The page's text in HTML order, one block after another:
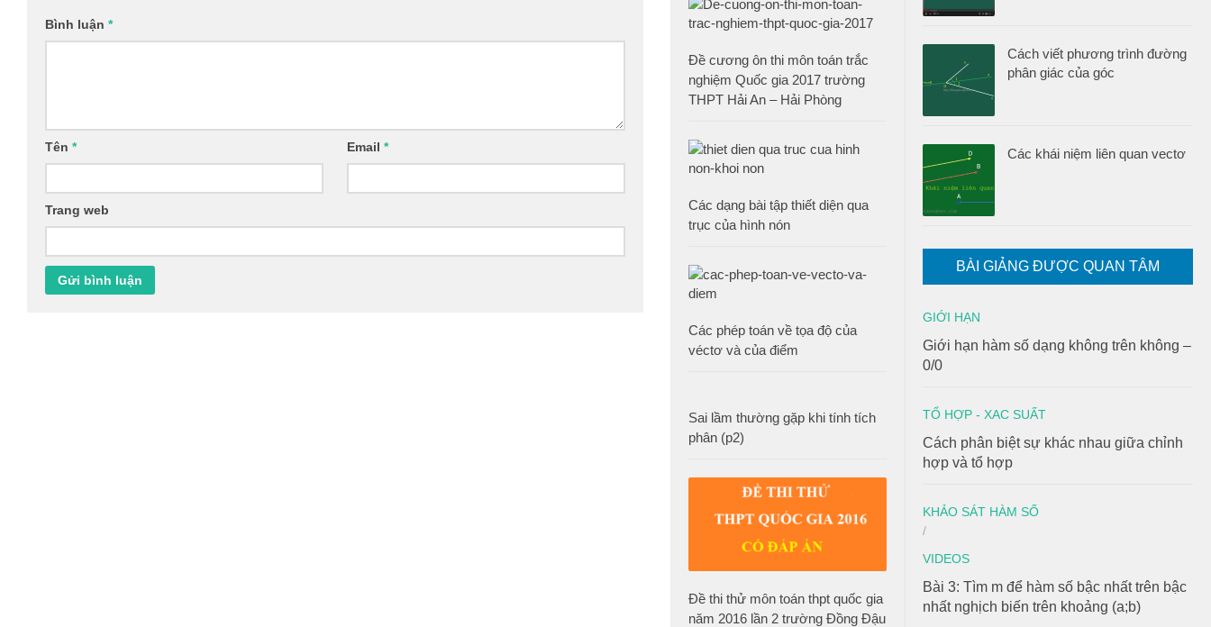
Bình luận *
Tên * Email *
Trang web
Cách viết phương trình đường
phân giác của góc
Các khái niệm liên quan vectơ
BÀI GIẢNG ĐƯỢC QUAN TÂM
GIỚI HẠN
Giới hạn hàm số dạng không trên không –
0/0
TỔ HỢP - XAC SUẤT
Cách phân biệt sự khác nhau giữa chỉnh
hợp và tổ hợp
KHẢO SÁT HÀM SỐ
/
VIDEOS
Bài 3: Tìm m để hàm số bậc nhất trên bậc
nhất nghịch biến trên khoảng (a;b)
Đề cương ôn thi môn toán trắc
nghiệm Quốc gia 2017 trường
THPT Hải An – Hải Phòng
Các dạng bài tập thiết diện qua
trục của hình nón
Các phép toán về tọa độ của
véctơ và của điểm
Sai lầm thường gặp khi tính tích
phân (p2)
Đề thi thử môn toán thpt quốc gia
năm 2016 lần 2 trường Đồng Đậu